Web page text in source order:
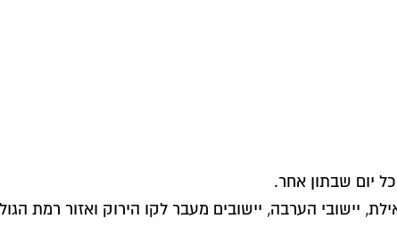
יום שבתון אחר.
יישובי הערבה, יישובים מעבר לקו הירוק ואזור רמת